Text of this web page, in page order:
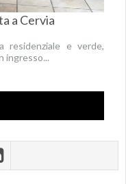
a Cervia
residenziale e verde,
ingresso...